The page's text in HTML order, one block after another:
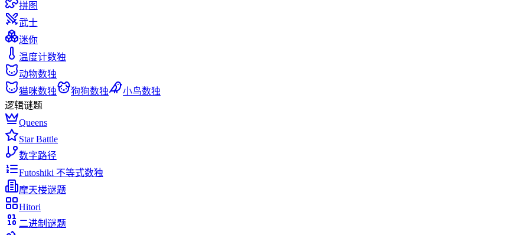
拼图
武士
迷你
温度计数独
动物数独
猫咪数独
狗狗数独
小鸟数独
逻辑谜题
Queens
Star Battle
数字路径
Futoshiki 不等式数独
摩天楼谜题
Hitori
二进制谜题